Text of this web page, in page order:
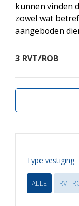
kunnen vinden
zowel wat
aangeboden
3 RVT/ROB
Type vestiging
ALLE RVT